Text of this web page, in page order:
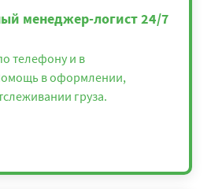
менеджер-логист 24/7
телефону и в
в оформлении,
груза.